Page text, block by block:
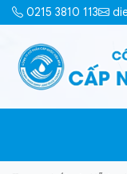
0215 3810 113